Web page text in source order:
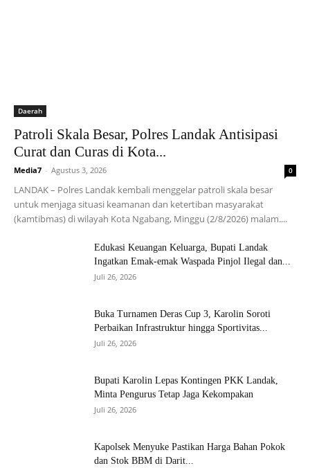
Daerah
Patroli Skala Besar, Polres Landak Antisipasi
Curat dan Curas di Kota...
Media7 - Agustus 3, 2026 0
LANDAK – Polres Landak kembali menggelar patroli skala besar
untuk menjaga situasi keamanan dan ketertiban masyarakat
(kamtibmas) di wilayah Kota Ngabang, Minggu (2/8/2026) malam....
Edukasi Keuangan Keluarga, Bupati Landak
Ingatkan Emak-emak Waspada Pinjol Ilegal dan...
Juli 26, 2026
Buka Turnamen Deras Cup 3, Karolin Soroti
Perbaikan Infrastruktur hingga Sportivitas...
Juli 26, 2026
Bupati Karolin Lepas Kontingen PKK Landak,
Minta Pengurus Tetap Jaga Kekompakan
Juli 26, 2026
Kapolsek Menyuke Pastikan Harga Bahan Pokok
dan Stok BBM di Darit...